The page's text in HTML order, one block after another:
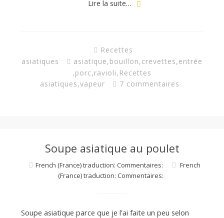
Lire la suite…
Recettes
asiatiques
asiatique,bouillon,crevettes,entrée
,porc,ravioli, Recettes
asiatiques,vapeur 7 commentaires
Soupe asiatique au poulet
French (France) traduction: Commentaires:
French
(France) traduction: Commentaires:
Soupe asiatique parce que je l’ai faite un peu selon